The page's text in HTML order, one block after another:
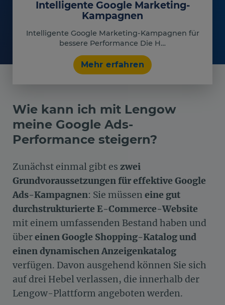
Intelligente Google Marketing-
Kampagnen
Intelligente Google Marketing-Kampagnen für
bessere Performance Die H…
Mehr erfahren
Wie kann ich mit Lengow
meine Google Ads-
Performance steigern?
Zunächst einmal gibt es zwei
Grundvoraussetzungen für effektive Google
Ads-Kampagnen: Sie müssen eine gut
durchstrukturierte E-Commerce-Website
mit einem umfassenden Bestand haben und
übereinen Google Shopping-Katalog und
einen dynamischen Anzeigenkatalog
verfügen. Davon ausgehend können Sie sich
auf drei Hebel verlassen, die innerhalb der
Lengow-Plattform angeboten werden.